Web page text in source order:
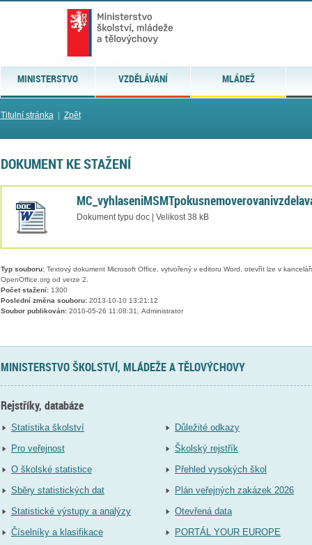
MINISTERSTVO VZDĚLÁVÁNÍ MLÁDEŽ
Titulní stránka| Zpět
DOKUMENT KE STAŽENÍ
Dokument typu doc | Velikost 38 kB
Typ souboru:Textový dokument Microsoft Office, vytvořený v editoru Word, otevřít lze v
OpenOffice.org od verze 2.
Počet stažení:1300
Poslední změna souboru:2013-10-10 13:21:12
Soubor publikován:2010-05-26 11:08:31, Administrator
MINISTERSTVO ŠKOLSTVÍ, MLÁDEŽE A TĚLOVÝCHOVY
Rejstříky, databáze
Statistika školství
Pro veřejnost
O školské statistice
Sběry statistických dat
Statistické výstupy a analýzy
Číselníky a klasifikace
Důležité odkazy
Školský rejstřík
Přehled vysokých škol
Plán veřejných zakázek 2026
Otevřená data
PORTÁL YOUR EUROPE